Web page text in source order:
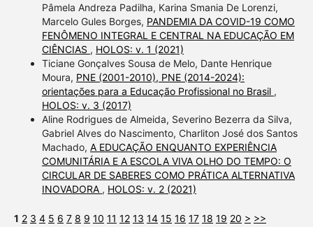
Pâmela Andreza Padilha, Karina Smania De Lorenzi,
Marcelo Gules Borges, PANDEMIA DA COVID-19 COMO
FENÔMENO INTEGRAL E CENTRAL NA EDUCAÇÃO EM
CIÊNCIAS , HOLOS: v. 1 (2021)
Ticiane Gonçalves Sousa de Melo, Dante Henrique
Moura, PNE (2001-2010), PNE (2014-2024):
orientações para a Educação Profissional no Brasil ,
HOLOS: v. 3 (2017)
Aline Rodrigues de Almeida, Severino Bezerra da Silva,
Gabriel Alves do Nascimento, Charliton José dos Santos
Machado, A EDUCAÇÃO ENQUANTO EXPERIÊNCIA
COMUNITÁRIA E A ESCOLA VIVA OLHO DO TEMPO: O
CIRCULAR DE SABERES COMO PRÁTICA ALTERNATIVA
INOVADORA , HOLOS: v. 2 (2021)
1 2 3 4 5 6 7 8 9 10 11 12 13 14 15 16 17 18 19 20 > >>